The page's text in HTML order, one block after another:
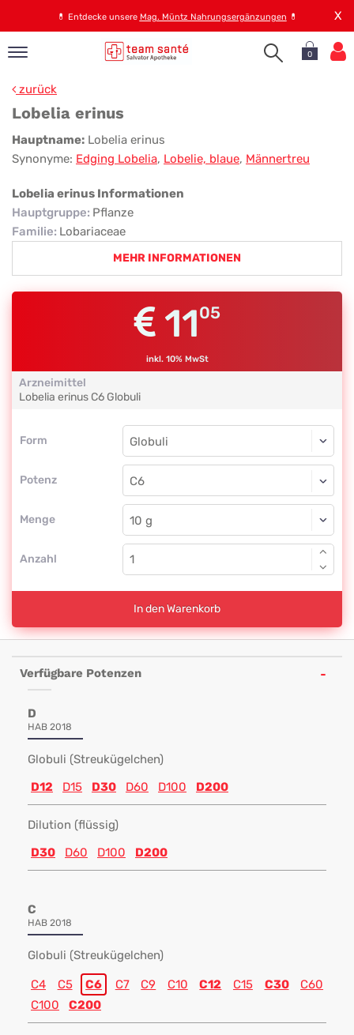
💊 Entdecke unsere Mag. Müntz Nahrungsergänzungen 💊 X
0
zurück
Lobelia erinus
Lobelia
erinus
Hauptname: Lobelia erinus
Synonyme: Edging Lobelia, Lobelie, blaue, Männertreu
Lobelia erinus Informationen
Hauptgruppe: Pflanze
Familie: Lobariaceae
MEHR INFORMATIONEN
1105
inkl. 10% MwSt
Arzneimittel
Lobelia erinus C6 Globuli
Form
Form
Potenz
Globuli
C6
Menge
Globuli
Anzahl
In den Warenkorb
Verfügbare Potenzen
D
HAB 2018
Globuli (Streukügelchen)
D12
D15 D30 D60 D100 D200
Dilution (flüssig)
D30
D60 D100 D200
C
HAB 2018
Globuli (Streukügelchen)
C4 C5 C6 C7 C9 C10 C12 C15 C30
C60
C100
C200